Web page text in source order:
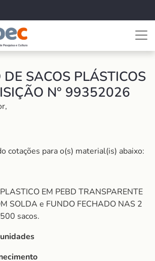
SACOS PLÁSTICOS
N° 99352026
cotações para o(s) material(is) abaixo:
EM PEBD TRANSPARENTE
SOLDA e FUNDO FECHADO NAS 2
sacos.